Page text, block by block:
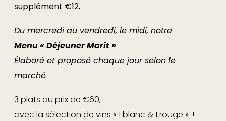
supplément €12,-
Du mercredi au vendredi, le midi, notre
Menu « Déjeuner Marit »
Élaboré et proposé chaque jour selon le
marché
3 plats au prix de €60,-
avec la sélection de vins « 1 blanc & 1 rouge » +
Les Incontournables €20
~ L’Irrésistible Dame Blanche à la Vanille de
Tahiti et Chocolat Chaud
Les Innovations €20